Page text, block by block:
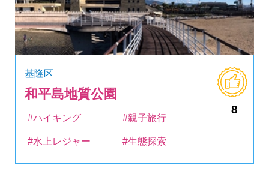
基隆区
和平島地質公園
8
#ハイキング #親子旅行
#水上レジャー #生態探索